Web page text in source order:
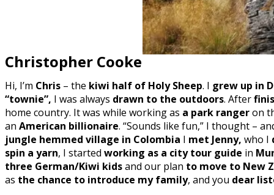
Christopher Cooke
Hi, I’m Chris – the kiwi half of Holy Sheep. I grew up in
“townie”, I was always drawn to the outdoors. After
home country. It was while working as a park rangeron
an American billionaire. “Sounds like fun,” I thought –
jungle hemmed village in Colombia I met Jenny, who I
spin a yarn, I started working as a city tour guide in
three German/Kiwi kidsand our plan to move to New
as the chance to introduce my family, and you dear